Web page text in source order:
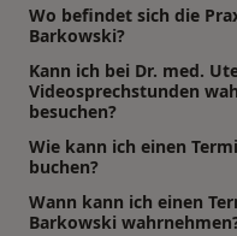
Wo befindet sich die
Barkowski?
Kann ich bei Dr. med.
Videosprechstunden
besuchen?
Wie kann ich einen
buchen?
Wann kann ich einen
Barkowski